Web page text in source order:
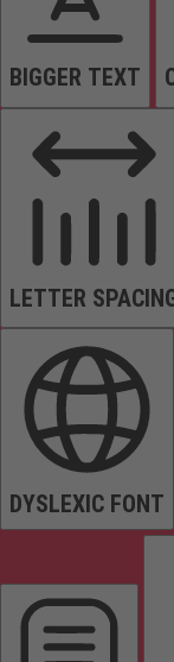
BIGGER TEXT
LETTER
DYSLEXIC FONT